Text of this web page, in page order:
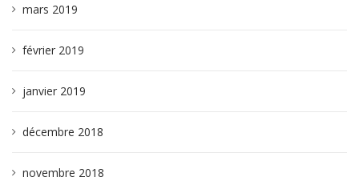
mars 2019
février 2019
janvier 2019
décembre 2018
novembre 2018